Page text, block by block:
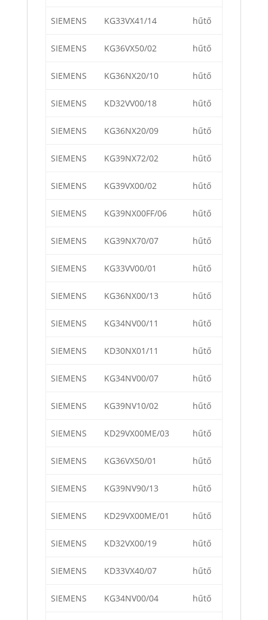
SIEMENS KG33VX41/14 hűtő
SIEMENS KG36VX50/02 hűtő
SIEMENS KG36NX20/10 hűtő
SIEMENS KD32VV00/18 hűtő
SIEMENS KG36NX20/09 hűtő
SIEMENS KG39NX72/02 hűtő
SIEMENS KG39VX00/02 hűtő
SIEMENS KG39NX00FF/06 hűtő
SIEMENS KG39NX70/07 hűtő
SIEMENS KG33VV00/01 hűtő
SIEMENS KG36NX00/13 hűtő
SIEMENS KG34NV00/11 hűtő
SIEMENS KD30NX01/11 hűtő
SIEMENS KG34NV00/07 hűtő
SIEMENS KG39NV10/02 hűtő
SIEMENS KD29VX00ME/03 hűtő
SIEMENS KG36VX50/01 hűtő
SIEMENS KG39NV90/13 hűtő
SIEMENS KD29VX00ME/01 hűtő
SIEMENS KD32VX00/19 hűtő
SIEMENS KD33VX40/07 hűtő
SIEMENS KG34NV00/04 hűtő